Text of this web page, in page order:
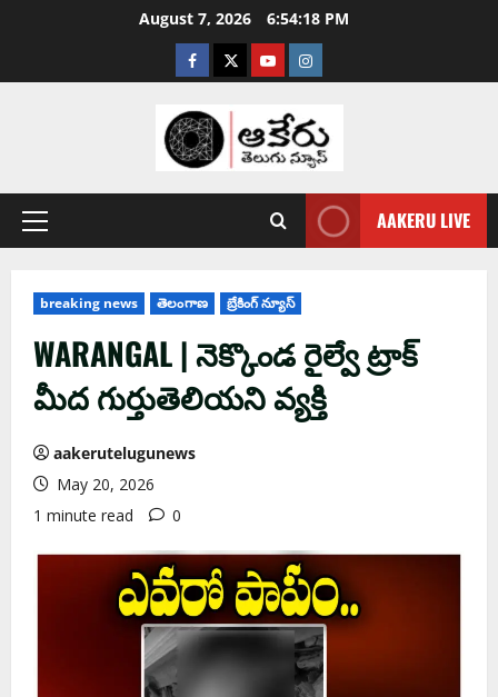
August 7, 2026 6:54:19 PM
AAKERU LIVE
breaking news తెలంగాణ బ్రేకింగ్ న్యూస్
WARANGAL | నెక్కొండ రైల్వే ట్రాక్
మీద గుర్తుతెలియని వ్యక్తి
aakerutelugunews
May 20, 2026
1 minute read
0